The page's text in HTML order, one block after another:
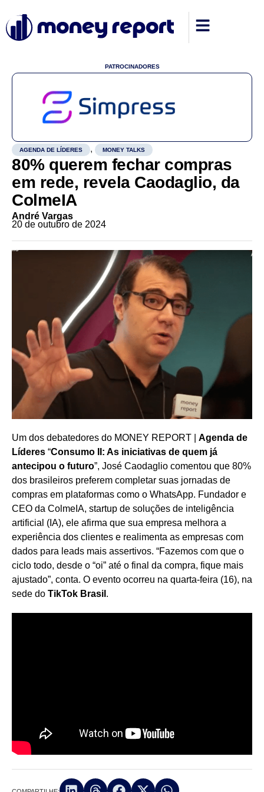
PATROCINADORES
AGENDA DE LÍDERES , MONEY TALKS
80% querem fechar compras
em rede, revela Caodaglio, da
ColmeIA
André Vargas
20 de outubro de 2024
Um dos debatedores do MONEY REPORT | Agenda de
Líderes “Consumo II: As iniciativas de quem já
antecipou o futuro”, José Caodaglio comentou que 80%
dos brasileiros preferem completar suas jornadas de
compras em plataformas como o WhatsApp. Fundador e
CEO da ColmeIA, startup de soluções de inteligência
artificial (IA), ele afirma que sua empresa melhora a
experiência dos clientes e realimenta as empresas com
dados para leads mais assertivos. “Fazemos com que o
ciclo todo, desde o “oi” até o final da compra, fique mais
ajustado”, conta. O evento ocorreu na quarta-feira (16), na
sede do TikTok Brasil .